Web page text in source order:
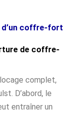
coffre-fort
de coffre-
complet,
D’abord, le
entraîner un